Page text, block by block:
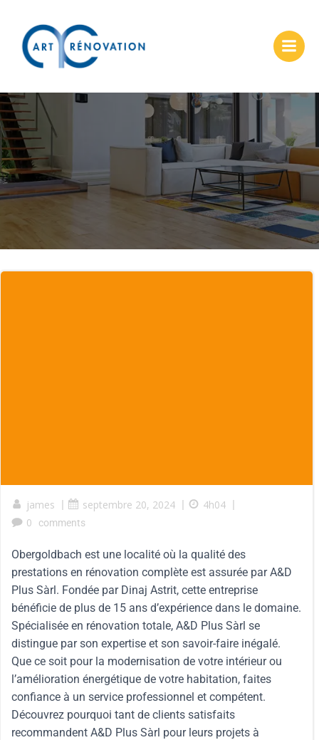
james | septembre 20, 2024 | 4h04 |
0
comments
Obergoldbach est une localité où la qualité des
prestations en rénovation complète est assurée par A&D
Plus Sàrl. Fondée par Dinaj Astrit, cette entreprise
bénéficie de plus de 15 ans d’expérience dans le domaine.
Spécialisée en rénovation totale, A&D Plus Sàrl se
distingue par son expertise et son savoir-faire inégalé.
Que ce soit pour la modernisation de votre intérieur ou
l’amélioration énergétique de votre habitation, faites
confiance à un service professionnel et compétent.
Découvrez pourquoi tant de clients satisfaits
recommandent A&D Plus Sàrl pour leurs projets à